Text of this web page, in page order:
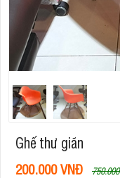
Ghế thư giãn
200.000 VNĐ